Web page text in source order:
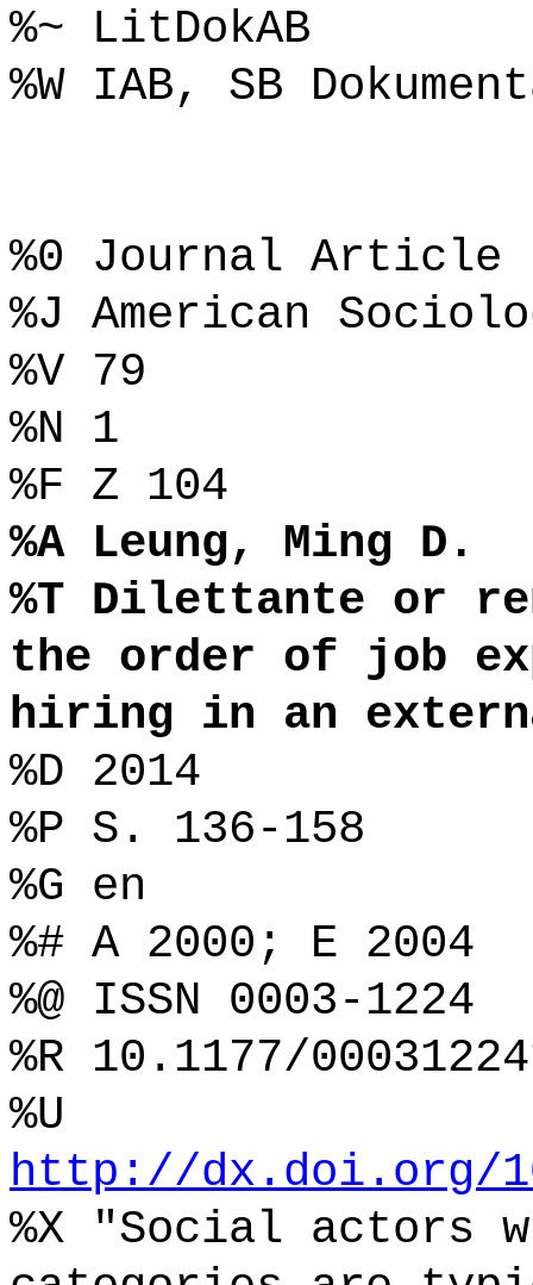
%~ LitDokAB
%W IAB, SB
%0 Journal Article
%J American
%V 79
%N 1
%F Z 104
%A Leung, Ming D.
%T Dilettante or
the order of job
hiring in an
%D 2014
%P S. 136-158
%G en
%# A 2000; E 2004
%@ ISSN 0003-1224
%R 10.1177/
%U
http://dx.doi.org/
%X "Social actors